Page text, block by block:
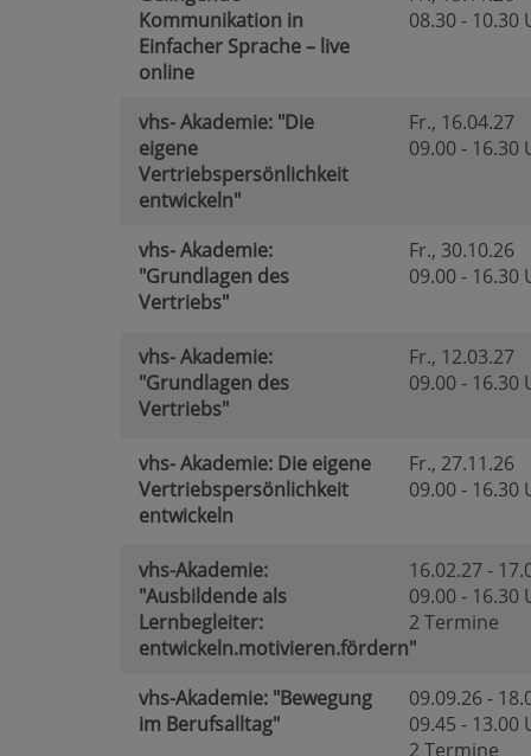
Kommunikation in
Einfacher Sprache – live
online
08.30 - 10.30
vhs- Akademie: "Die
eigene
Vertriebspersönlichkeit
entwickeln"
Fr., 16.04.27
09.00 - 16.30
vhs- Akademie:
"Grundlagen des
Vertriebs"
Fr., 30.10.26
09.00 - 16.30
vhs- Akademie:
"Grundlagen des
Vertriebs"
Fr., 12.03.27
09.00 - 16.30
vhs- Akademie: Die eigene
Vertriebspersönlichkeit
entwickeln
Fr., 27.11.26
09.00 - 16.30
vhs-Akademie:
"Ausbildende als
Lernbegleiter:
entwickeln.motivieren.fördern"
16.02.27 -
09.00 - 16.30
2 Termine
vhs-Akademie: "Bewegung
im Berufsalltag"
09.09.26 -
09.45 - 13.00
2 Termine